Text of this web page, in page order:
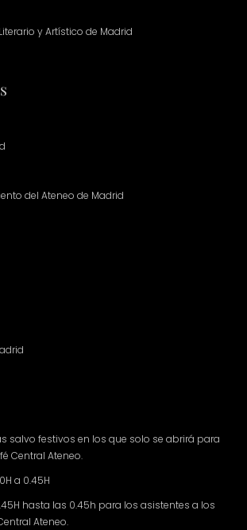
y Artístico de Madrid
del Ateneo de Madrid
salvo festivos en los que solo se abrirá para
Central Ateneo.
a 0.45H
hasta las 0.45h para los asistentes a los
Ateneo.